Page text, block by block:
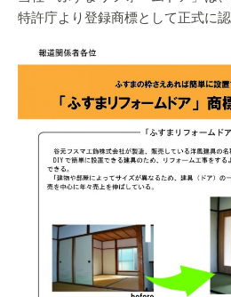
特許庁より登録商標として正式に認